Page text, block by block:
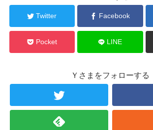
Twitter Facebook
Pocket LINE
Ｙさまをフォローする